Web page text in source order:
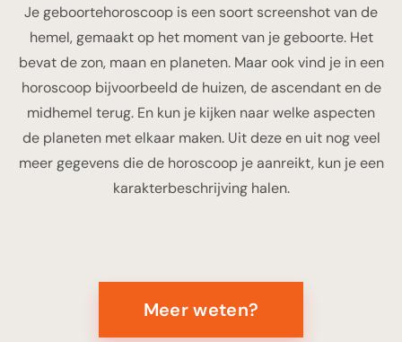
Je geboortehoroscoop is een soort screenshot van de
hemel, gemaakt op het moment van je geboorte. Het
bevat de zon, maan en planeten. Maar ook vind je in een
horoscoop bijvoorbeeld de huizen, de ascendant en de
midhemel terug. En kun je kijken naar welke aspecten
de planeten met elkaar maken. Uit deze en uit nog veel
meer gegevens die de horoscoop je aanreikt, kun je een
karakterbeschrijving halen.
Meer weten?